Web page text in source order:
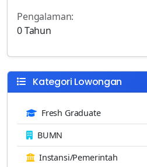
Pengalaman:
0 Tahun
Kategori Lowongan
Fresh Graduate
BUMN
Instansi/Pemerintah